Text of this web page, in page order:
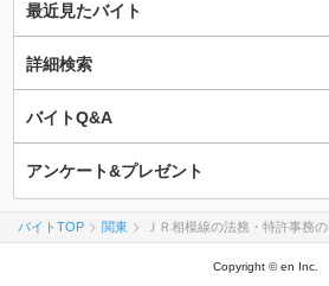
最近見たバイト
詳細検索
バイトQ&A
アンケート&プレゼント
バイトTOP 関東 ＪＲ相模線の法務・特許事務
Copyright © en Inc.